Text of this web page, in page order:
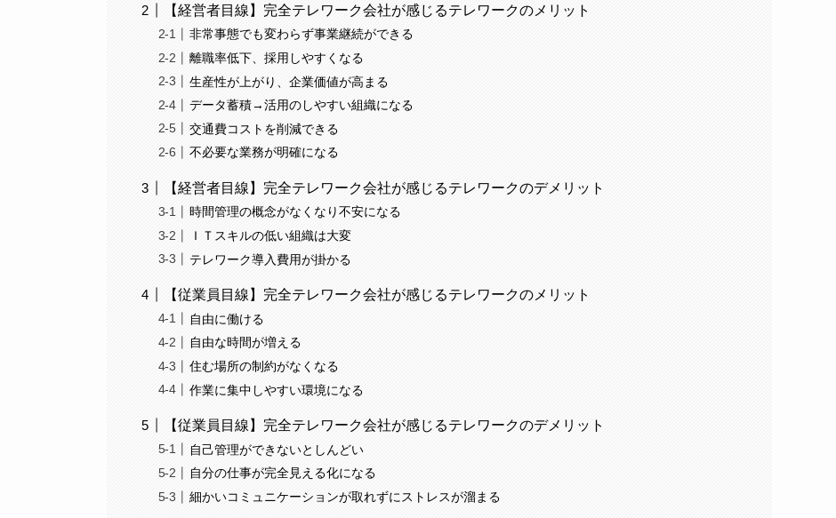
【経営者目線】完全テレワーク会社が感じるテレワークのメリット
非常事態でも変わらず事業継続ができる
離職率低下、採用しやすくなる
生産性が上がり、企業価値が高まる
データ蓄積→活用のしやすい組織になる
交通費コストを削減できる
不必要な業務が明確になる
【経営者目線】完全テレワーク会社が感じるテレワークのデメリット
時間管理の概念がなくなり不安になる
ＩＴスキルの低い組織は大変
テレワーク導入費用が掛かる
【従業員目線】完全テレワーク会社が感じるテレワークのメリット
自由に働ける
自由な時間が増える
住む場所の制約がなくなる
作業に集中しやすい環境になる
【従業員目線】完全テレワーク会社が感じるテレワークのデメリット
自己管理ができないとしんどい
自分の仕事が完全見える化になる
細かいコミュニケーションが取れずにストレスが溜まる